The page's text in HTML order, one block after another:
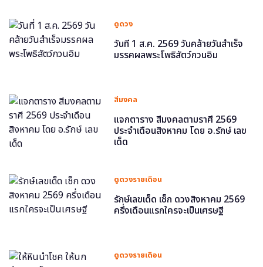
ดูดวง
วันที่ 1 ส.ค. 2569 วันคล้ายวันสำเร็จ
มรรคผลพระโพธิสัตว์กวนอิม
สีมงคล
แจกตาราง สีมงคลตามราศี 2569
ประจำเดือนสิงหาคม โดย อ.รักษ์ เลข
เด็ด
ดูดวงรายเดือน
รักษ์เลขเด็ด เช็ก ดวงสิงหาคม 2569
ครึ่งเดือนแรกใครจะเป็นเศรษฐี
ดูดวงรายเดือน